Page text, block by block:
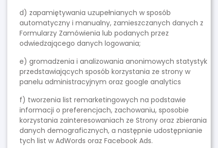
d) zapamiętywania uzupełnianych w sposób
automatyczny i manualny, zamieszczanych danych z
Formularzy Zamówienia lub podanych przez
odwiedzającego danych logowania;
e) gromadzenia i analizowania anonimowych statystyk
przedstawiających sposób korzystania ze strony w
panelu administracyjnym oraz google analytics
f) tworzenia list remarketingowych na podstawie
informacji o preferencjach, zachowaniu, sposobie
korzystania zainteresowaniach ze Strony oraz zbierania
danych demograficznych, a następnie udostępnianie
tych list w AdWords oraz Facebook Ads.